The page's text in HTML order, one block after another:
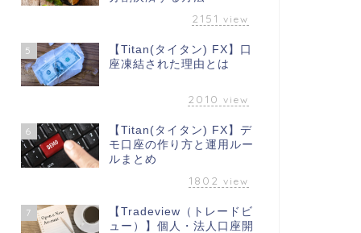
2151 view
5
【Titan(タイタン) FX】口
座凍結された理由とは
2010 view
6
【Titan(タイタン) FX】デ
モ口座の作り方と運用ルー
ルまとめ
1802 view
7
【Tradeview（トレードビ
ュー）】個人・法人口座開